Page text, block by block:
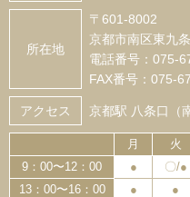
所在地
〒601-8002
京都市南区東九
電話番号：075-
FAX番号：075-
アクセス 京都駅 八条口（
月 火
9：00〜12：00
● 〇/●
13：00〜16：00
● ●